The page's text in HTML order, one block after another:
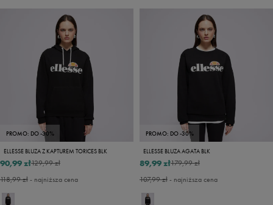
PROMO: DO -30%
ELLESSE BLUZA Z KAPTUREM TORICES BLK
129,99 zł
90,99 zł
118,99 zł- najniższa cena
PROMO: DO -30%
ELLESSE BLUZA AGATA BLK
179,99 zł
89,99 zł
107,99 zł- najniższa cena